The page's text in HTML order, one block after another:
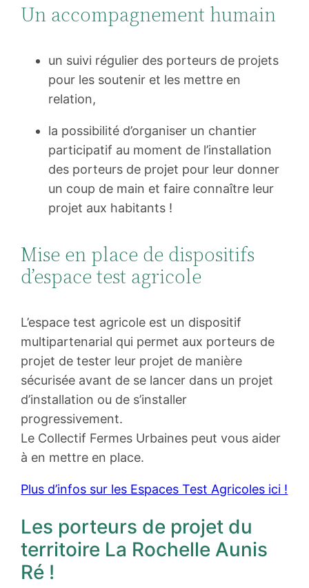
Un accompagnement humain
un suivi régulier des porteurs de projets
pour les soutenir et les mettre en
relation,
la possibilité d’organiser un chantier
participatif au moment de l’installation
des porteurs de projet pour leur donner
un coup de main et faire connaître leur
projet aux habitants !
Mise en place de dispositifs
d’espace test agricole
L’espace test agricole est un dispositif
multipartenarial qui permet aux porteurs de
projet de tester leur projet de manière
sécurisée avant de se lancer dans un projet
d’installation ou de s’installer
progressivement.
Le Collectif Fermes Urbaines peut vous aider
à en mettre en place.
Plus d’infos sur les Espaces Test Agricoles ici !
Les porteurs de projet du
territoire La Rochelle Aunis
Ré !